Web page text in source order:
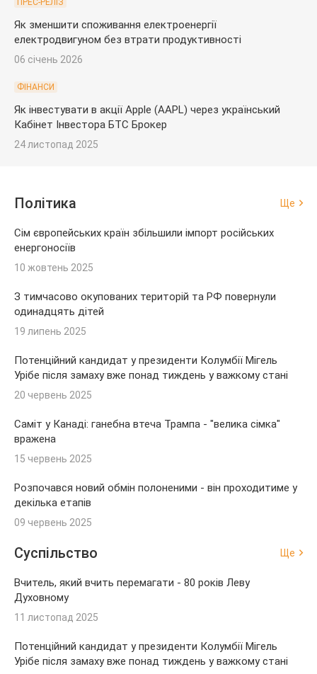
ПРЕС-РЕЛІЗ
Як зменшити споживання електроенергії
електродвигуном без втрати продуктивності
06 січень 2026
ФІНАНСИ
Як інвестувати в акції Apple (AAPL) через український
Кабінет Інвестора БТС Брокер
24 листопад 2025
Політика Ще
Сім європейських країн збільшили імпорт російських
енергоносіїв
10 жовтень 2025
З тимчасово окупованих територій та РФ повернули
одинадцять дітей
19 липень 2025
Потенційний кандидат у президенти Колумбії Мігель
Урібе після замаху вже понад тиждень у важкому стані
20 червень 2025
Саміт у Канаді: ганебна втеча Трампа - "велика сімка"
вражена
15 червень 2025
Розпочався новий обмін полоненими - він проходитиме у
декілька етапів
09 червень 2025
Суспільство Ще
Вчитель, який вчить перемагати - 80 років Леву
Духовному
11 листопад 2025
Потенційний кандидат у президенти Колумбії Мігель
Урібе після замаху вже понад тиждень у важкому стані